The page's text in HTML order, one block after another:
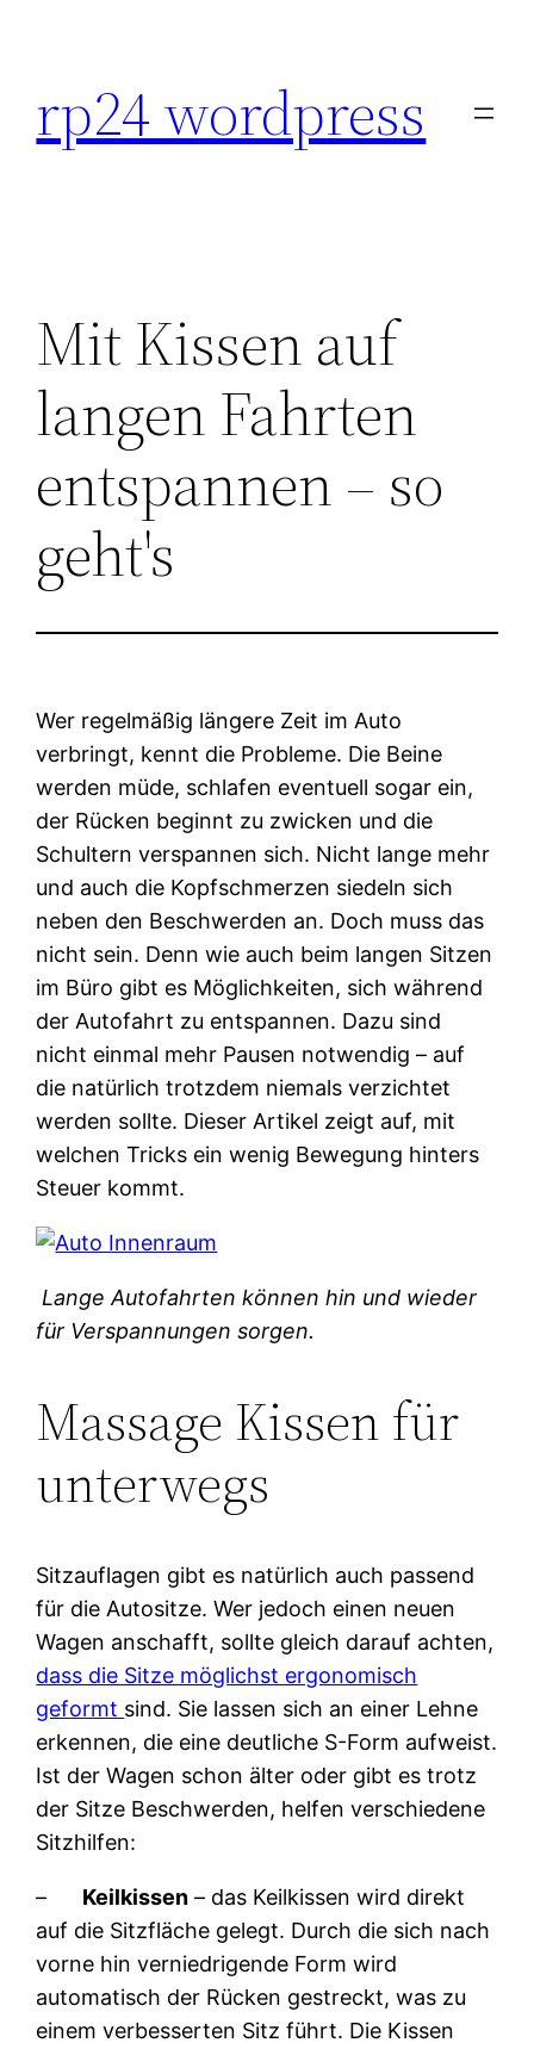
rp24 wordpress
Mit Kissen auf
langen Fahrten
entspannen – so
geht's
Wer regelmäßig längere Zeit im Auto
verbringt, kennt die Probleme. Die Beine
werden müde, schlafen eventuell sogar ein,
der Rücken beginnt zu zwicken und die
Schultern verspannen sich. Nicht lange mehr
und auch die Kopfschmerzen siedeln sich
neben den Beschwerden an. Doch muss das
nicht sein. Denn wie auch beim langen Sitzen
im Büro gibt es Möglichkeiten, sich während
der Autofahrt zu entspannen. Dazu sind
nicht einmal mehr Pausen notwendig – auf
die natürlich trotzdem niemals verzichtet
werden sollte. Dieser Artikel zeigt auf, mit
welchen Tricks ein wenig Bewegung hinters
Steuer kommt.
Lange Autofahrten können hin und wieder
für Verspannungen sorgen.
Massage Kissen für
unterwegs
Sitzauflagen gibt es natürlich auch passend
für die Autositze. Wer jedoch einen neuen
Wagen anschafft, sollte gleich darauf achten,
dass die Sitze möglichst ergonomisch
geformt sind. Sie lassen sich an einer Lehne
erkennen, die eine deutliche S-Form aufweist.
Ist der Wagen schon älter oder gibt es trotz
der Sitze Beschwerden, helfen verschiedene
Sitzhilfen:
– Keilkissen – das Keilkissen wird direkt
auf die Sitzfläche gelegt. Durch die sich nach
vorne hin verniedrigende Form wird
automatisch der Rücken gestreckt, was zu
einem verbesserten Sitz führt. Die Kissen